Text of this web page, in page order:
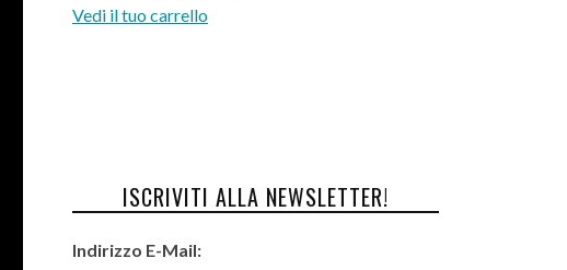
Vedi il tuo carrello
ISCRIVITI ALLA NEWSLETTER!
Indirizzo E-Mail: